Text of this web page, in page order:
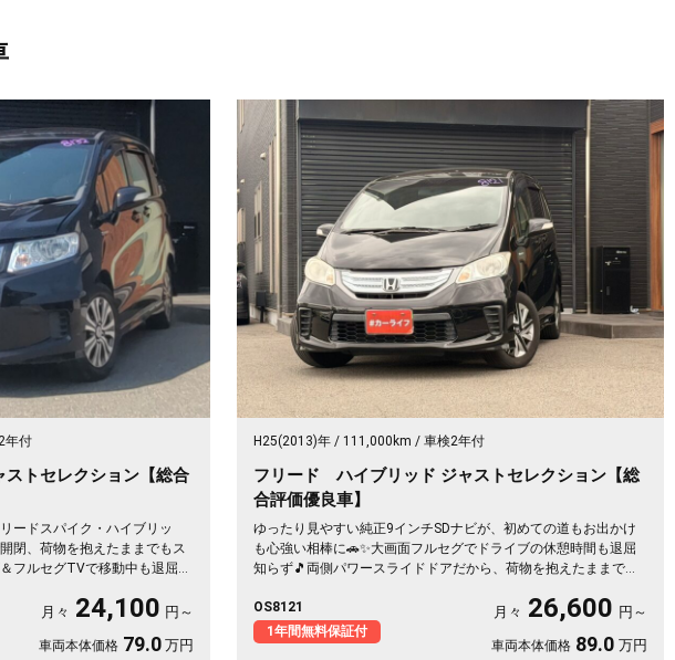
年付
トセレクション【総合
ードスパイク・ハイブリッ
閉、荷物を抱えたままでもス
フルセグTVで移動中も退屈知
アの相棒にも最適🎵ハーフレ
にしてくれる一台。月々
り乗り込めるこのお車、《1年
月々 24,100 円～
車両本体価格 79.0 万円
H25(2013)年 111,000km 車検2年付
フリード ハイブリッド ジャストセレクション【総
合評価優良車】
ゆったり見やすい純正9インチSDナビが、初めての道もお出かけ
も心強い相棒に🚗✨大画面フルセグでドライブの休憩時間も退屈
知らず🎵両側パワースライドドアだから、荷物を抱えたままでも
送迎も気分よく過ごせます💺月々26600〜で叶う黒ボディの上品
なハイブリッド。走りも家計もやさしい一台を、安心の《1年保証
付》でどうぞ😊
OS8121
1年間無料保証付
月々 26,600 円～
車両本体価格 89.0 万円